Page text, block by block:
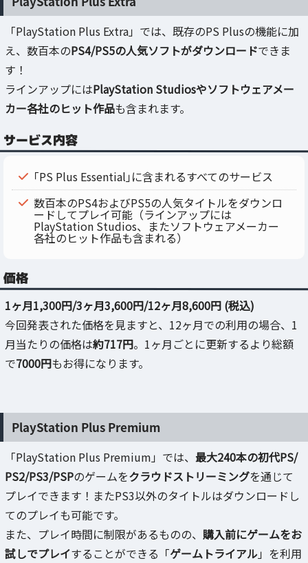
「PlayStation Plus Extra」では、既存のPS Plusの機能に加
え、数百本のPS4/PS5の人気ソフトがダウンロードできま
す！
ラインアップにはPlayStation Studiosやソフトウェアメー
カー各社のヒット作品も含まれます。
サービス内容
｢PS Plus Essential｣に含まれるすべてのサービス
数百本のPS4およびPS5の人気タイトルをダウンロ
ードしてプレイ可能（ラインアップには
PlayStation Studios、またソフトウェアメーカー
各社のヒット作品も含まれる）
価格
1ヶ月1,300円/3ヶ月3,600円/12ヶ月8,600円 (税込)
今回発表された価格を見ますと、12ヶ月での利用の場合、1
月当たりの価格は約717円。1ヶ月ごとに更新するより総額
で7000円もお得になります。
PlayStation Plus Premium
「PlayStation Plus Premium」では、 最大240本の初代PS/
PS2/PS3/PSPのゲームをクラウドストリーミングを通じて
プレイできます！またPS3以外のタイトルはダウンロードし
てのプレイも可能です。
また、プレイ時間に制限があるものの、 購入前にゲームをお
試しでプレイすることができる「ゲームトライアル」を利用